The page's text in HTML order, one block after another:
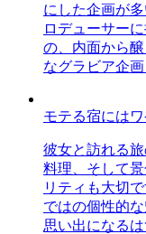
にした企画が
ロデューサー
の、内面から
なグラビア企画
モテる宿には
彼女と訪れる
料理、そして
リティも大切
ではの個性的
思い出になる